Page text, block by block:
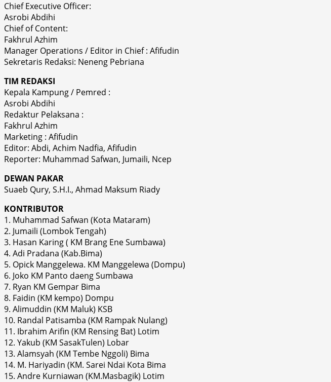
Chief Executive Officer:
Asrobi Abdihi
Chief of Content:
Fakhrul Azhim
Manager Operations / Editor in Chief : Afifudin
Sekretaris Redaksi: Neneng Pebriana
TIM REDAKSI
Kepala Kampung / Pemred :
Asrobi Abdihi
Redaktur Pelaksana :
Fakhrul Azhim
Marketing : Afifudin
Editor: Abdi, Achim Nadfia, Afifudin
Reporter: Muhammad Safwan, Jumaili, Ncep
DEWAN PAKAR
Suaeb Qury, S.H.I., Ahmad Maksum Riady
KONTRIBUTOR
1. Muhammad Safwan (Kota Mataram)
2. Jumaili (Lombok Tengah)
3. Hasan Karing ( KM Brang Ene Sumbawa)
4. Adi Pradana (Kab.Bima)
5. Opick Manggelewa. KM Manggelewa (Dompu)
6. Joko KM Panto daeng Sumbawa
7. Ryan KM Gempar Bima
8. Faidin (KM kempo) Dompu
9. Alimuddin (KM Maluk) KSB
10. Randal Patisamba (KM Rampak Nulang)
11. Ibrahim Arifin (KM Rensing Bat) Lotim
12. Yakub (KM SasakTulen) Lobar
13. Alamsyah (KM Tembe Nggoli) Bima
14. M. Hariyadin (KM. Sarei Ndai Kota Bima
15. Andre Kurniawan (KM.Masbagik) Lotim